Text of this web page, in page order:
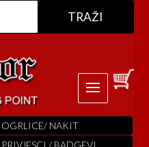
OGRLICE/ NAKIT
PRIVJESCI / BADGEVI